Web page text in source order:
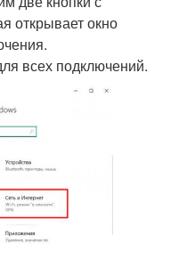
открывает окно
всех подключений.